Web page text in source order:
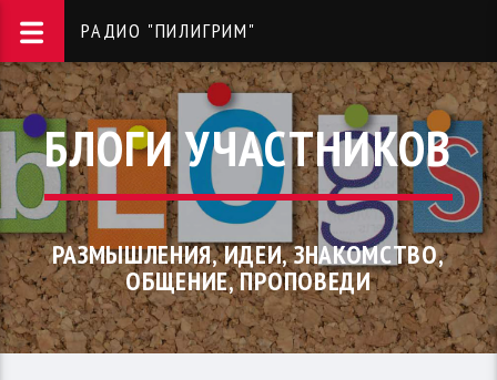
РАДИО "ПИЛИГРИМ"
БЛОГИ УЧАСТНИКОВ
РАЗМЫШЛЕНИЯ, ИДЕИ, ЗНАКОМСТВО,
ОБЩЕНИЕ, ПРОПОВЕДИ